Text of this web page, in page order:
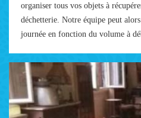
organiser tous vos objets à
déchetterie. Notre équipe peut
journée en fonction du volume à